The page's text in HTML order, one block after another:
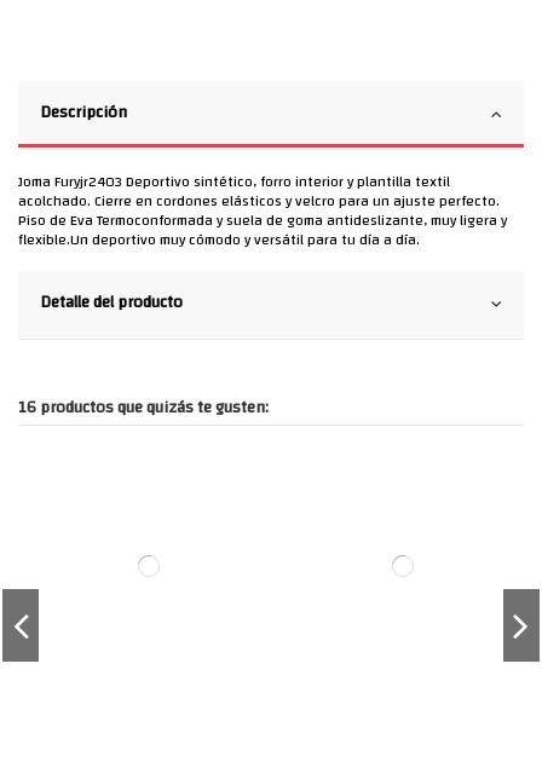
Descripción
Joma Furyjr2403 Deportivo sintético, forro interior y plantilla textil
acolchado. Cierre en cordones elásticos y velcro para un ajuste perfecto.
Piso de Eva Termoconformada y suela de goma antideslizante, muy ligera y
flexible.Un deportivo muy cómodo y versátil para tu día a día.
Detalle del producto
16 productos que quizás te gusten: